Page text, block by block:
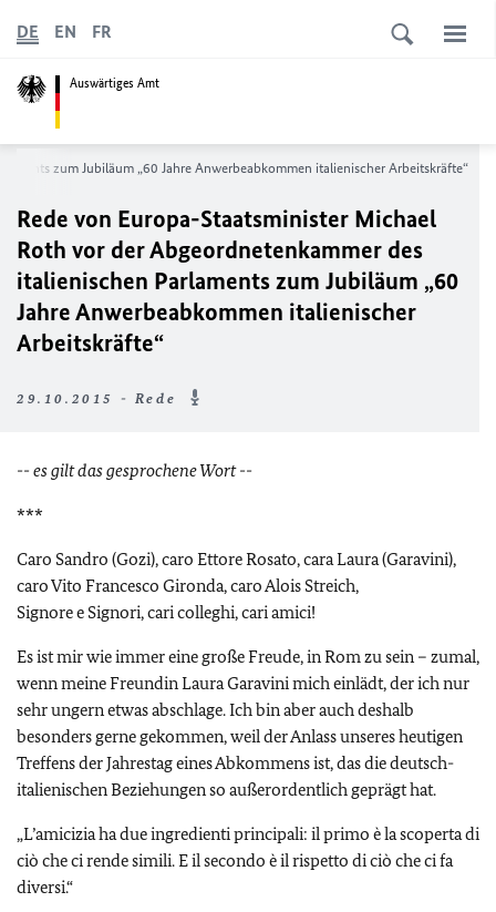
Auswärtiges Amt
DE EN FR
zum Jubiläum „60 Jahre Anwerbeabkommen italienischer Arbeitskräfte“
Rede von Europa-Staatsminister Michael
Roth vor der Abgeordnetenkammer des
italienischen Parlaments zum Jubiläum „60
Jahre Anwerbeabkommen italienischer
Arbeitskräfte“
29.10.2015 - Rede
-- es gilt das gesprochene Wort --
***
Caro Sandro (Gozi), caro Ettore Rosato, cara Laura (Garavini),
caro Vito Francesco Gironda, caro Alois Streich,
Signore e Signori, cari colleghi, cari amici!
Es ist mir wie immer eine große Freude, in Rom zu sein – zumal,
wenn meine Freundin Laura Garavini mich einlädt, der ich nur
sehr ungern etwas abschlage. Ich bin aber auch deshalb
besonders gerne gekommen, weil der Anlass unseres heutigen
Treffens der Jahrestag eines Abkommens ist, das die deutsch-
italienischen Beziehungen so außerordentlich geprägt hat.
„L’amicizia ha due ingredienti principali: il primo è la scoperta di
ciò che ci rende simili. E il secondo è il rispetto di ciò che ci fa
diversi.“